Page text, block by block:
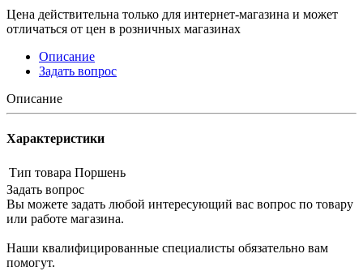
Цена действительна только для интернет-магазина и может
отличаться от цен в розничных магазинах
Описание
Задать вопрос
Описание
Характеристики
Тип товара Поршень
Задать вопрос
Вы можете задать любой интересующий вас вопрос по товару
или работе магазина.
Наши квалифицированные специалисты обязательно вам
помогут.